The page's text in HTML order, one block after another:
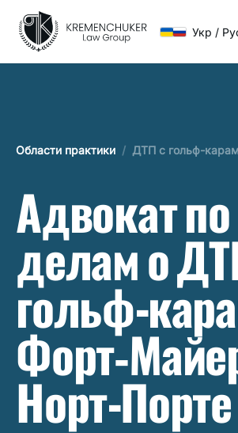
Укр /
Области практики / ДТП с гольф-
Адвокат по
делам о
гольф-
Норт-Порте